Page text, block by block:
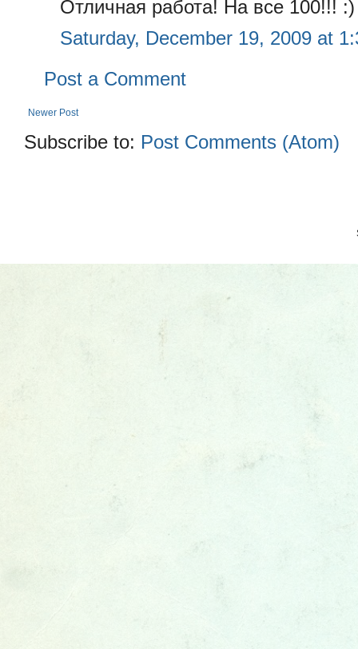
Отличная работа! На все 100!!! :)
Saturday, December 19, 2009 at
Post a Comment
Newer Post
Subscribe to: Post Comments (Atom)